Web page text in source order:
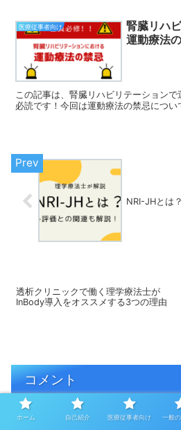
医療従事者向け
腎臓リハ
運動療法
この記事は、腎臓リハビリテーション
必読です！今回は運動療法の禁忌につい
NRI-JHとは
透析クリニックで働く理学療法士が
InBody導入をオススメする3つの理由
コメント
ホーム 自己紹介 医療従事者向け 一般